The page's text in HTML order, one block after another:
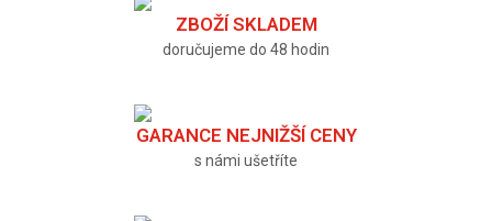
ZBOŽÍ SKLADEM
doručujeme do 48 hodin
GARANCE NEJNIŽŠÍ CENY
s námi ušetříte